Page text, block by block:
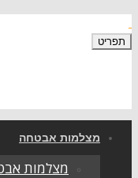
תפריט
מצלמות אבטחה
מצלמות